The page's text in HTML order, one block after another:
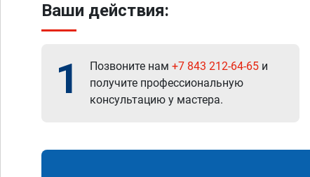
Ваши действия:
1 Позвоните нам +7 843 212-64-65 и
получите профессиональную
консультацию у мастера.